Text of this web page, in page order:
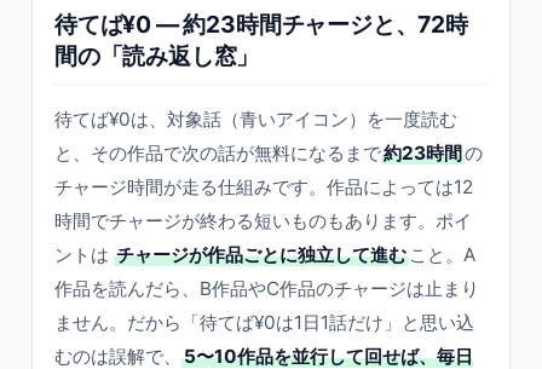
待てば¥0 — 約23時間チャージと、72時
間の「読み返し窓」
待てば¥0は、対象話（青いアイコン）を一度読む
と、その作品で次の話が無料になるまで約23時間の
チャージ時間が走る仕組みです。作品によっては12
時間でチャージが終わる短いものもあります。ポイ
ントは チャージが作品ごとに独立して進む こと。A
作品を読んだら、B作品やC作品のチャージは止まり
ません。だから「待てば¥0は1日1話だけ」と思い込
むのは誤解で、
5〜10作品を並行して回せば、毎日